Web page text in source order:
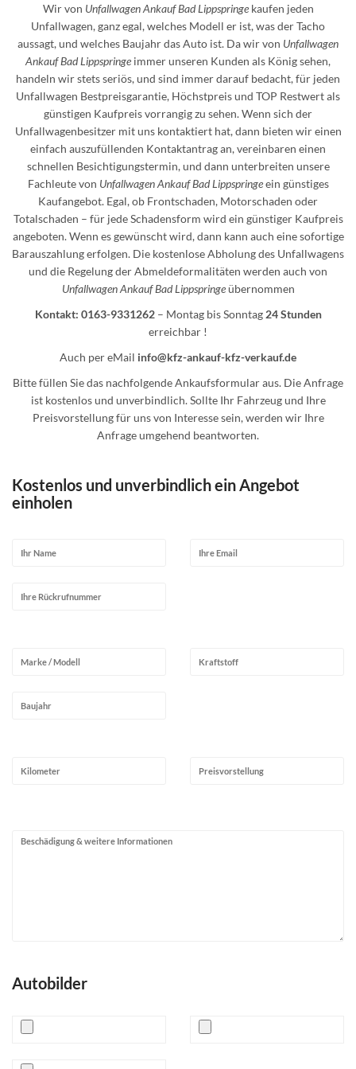
Wir von Unfallwagen Ankauf Bad Lippspringekaufen jeden
Unfallwagen, ganz egal, welches Modell er ist, was der Tacho
aussagt, und welches Baujahr das Auto ist. Da wir von Unfallwagen
Ankauf Bad Lippspringe immer unseren Kunden als König sehen,
handeln wir stets seriös, und sind immer darauf bedacht, für jeden
Unfallwagen Bestpreisgarantie, Höchstpreis und TOP Restwert als
günstigen Kaufpreis vorrangig zu sehen. Wenn sich der
Unfallwagenbesitzer mit uns kontaktiert hat, dann bieten wir einen
einfach auszufüllenden Kontaktantrag an, vereinbaren einen
schnellen Besichtigungstermin, und dann unterbreiten unsere
Fachleute von Unfallwagen Ankauf Bad Lippspringeein günstiges
Kaufangebot. Egal, ob Frontschaden, Motorschaden oder
Totalschaden – für jede Schadensform wird ein günstiger Kaufpreis
angeboten. Wenn es gewünscht wird, dann kann auch eine sofortige
Barauszahlung erfolgen. Die kostenlose Abholung des Unfallwagens
und die Regelung der Abmeldeformalitäten werden auch von
Unfallwagen Ankauf Bad Lippspringeübernommen
Kontakt: 0163-9331262 – Montag bis Sonntag 24 Stunden
erreichbar !
Auch per eMail info@kfz-ankauf-kfz-verkauf.de
Bitte füllen Sie das nachfolgende Ankaufsformular aus. Die Anfrage
ist kostenlos und unverbindlich. Sollte Ihr Fahrzeug und Ihre
Preisvorstellung für uns von Interesse sein, werden wir Ihre
Anfrage umgehend beantworten.
Kostenlos und unverbindlich ein Angebot
einholen
Autobilder